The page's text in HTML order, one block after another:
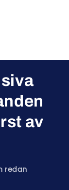
av
redan